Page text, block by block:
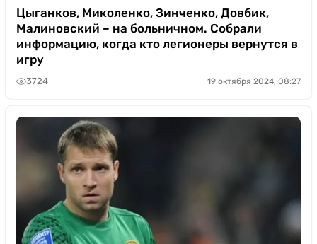
Цыганков, Миколенко, Зинченко, Довбик,
Малиновский – на больничном. Собрали
информацию, когда кто легионеры вернутся в
игру
3724 19 октября 2024, 08:27